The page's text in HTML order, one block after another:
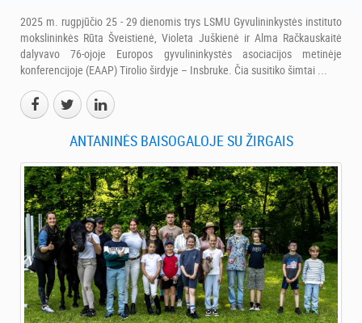
2025 m. rugpjūčio 25 - 29 dienomis trys LSMU Gyvulininkystės instituto
mokslininkės Rūta Šveistienė, Violeta Juškienė ir Alma Račkauskaitė
dalyvavo 76-ojoje Europos gyvulininkystės asociacijos metinėje
konferencijoje (EAAP) Tirolio širdyje – Insbruke. Čia susitiko šimtai ...
ANTANINĖS BAISOGALOJE SU ŽIRGAIS